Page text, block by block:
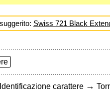
Swiss 721 Black
Identificazione carattere →